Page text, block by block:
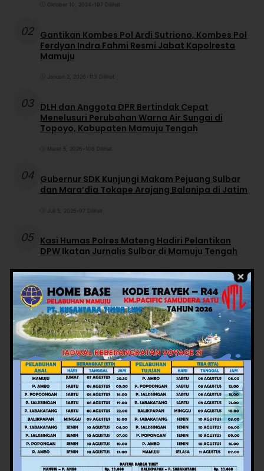
Oktober 10, 2024 197 Dilihat
02 Gantikan Kombes Pol Ardi Sutriono, Kombes Pol
Ferdyan Indra Fahmi Resmi Jabat Kapolresta
Mamuju
Januari 2, 2026 113 Dilihat
03 DLH dan Anggota DPR Bertindak Cepat
Menelusuri Perubahan Warna Air Sungai di
Topoyo, Kabupaten Mamuju Tengah
Maret 5, 2026 108 Dilihat
04 Gubernur SDK Kunjungi Makam Pejuang Sulbar
dan Mara’dia Tokape Arajang Balanipa di Jatim
Juli 5, 2025 97 Dilihat
05 Kasi Humas Polres Mateng Hadiri Pelantikan
DPW Ikatan Jurnalis Sulbar di Mamuju Tengah
Februari 7, 2026•97 Dilihat
Berita Terbaru
Gubernur Suhardi Duka Terima Gelar
Kehormatan “Sulo Tappidena Balanipa”
dari Kerapatan Adat Balanipa
Agustus 5, 2026
Momen Kemerdekaan Rawan Isu SARA,
Pemprov Sulbar Perkuat Literasi Digital
Warga
Agustus 5, 2026